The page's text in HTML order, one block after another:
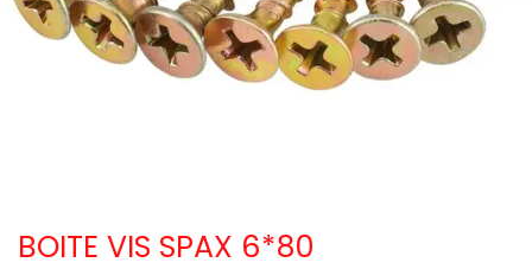
BOITE VIS SPAX 6*80